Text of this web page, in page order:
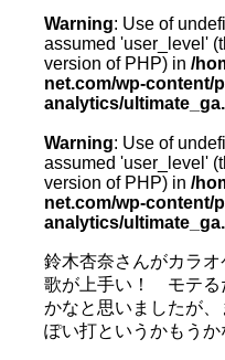
Warning: Use of
assumed 'user_level'
version of PHP) in /
net.com/wp-content/
analytics/
Warning: Use of
assumed 'user_level'
version of PHP) in /
net.com/wp-content/
analytics/
鈴木杏奈さんがカラ
歌が上手い！ モテる
かなと思いましたが
ぽい打というかもう